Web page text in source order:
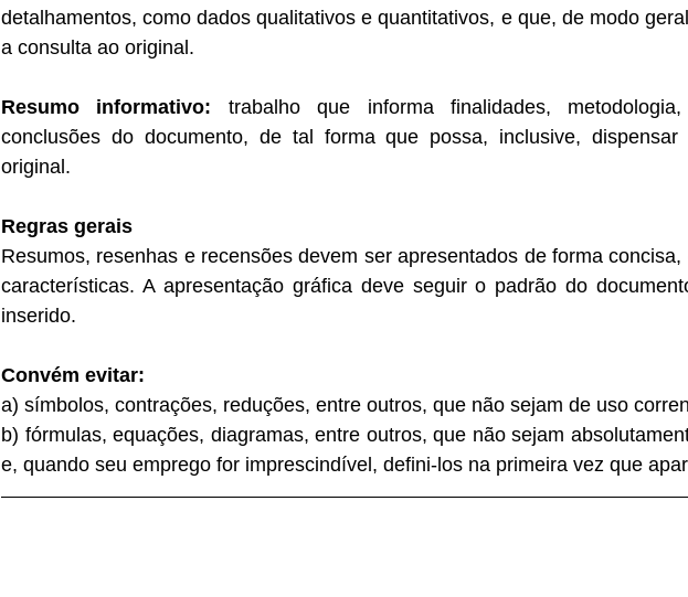
detalhamentos, como dados qualitativos e quantitativos, e que, de modo
a consulta ao original.
Resumo informativo: trabalho que informa finalidades,
conclusões do documento, de tal forma que possa, inclusive,
original.
Regras gerais
Resumos, resenhas e recensões devem ser apresentados de forma
características. A apresentação gráfica deve seguir o padrão do
inserido.
Convém evitar:
a) símbolos, contrações, reduções, entre outros, que não sejam de uso
b) fórmulas, equações, diagramas, entre outros, que não sejam
e, quando seu emprego for imprescindível, defini-los na primeira vez que